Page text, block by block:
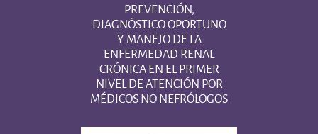
PREVENCIÓN,
DIAGNÓSTICO OPORTUNO
Y MANEJO DE LA
ENFERMEDAD RENAL
CRÓNICA EN EL PRIMER
NIVEL DE ATENCIÓN POR
MÉDICOS NO NEFRÓLOGOS